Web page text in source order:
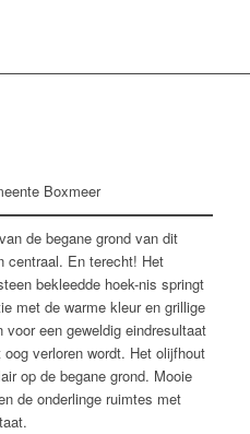
Boxmeer
de begane grond van dit
centraal. En terecht! Het
bekleedde hoek-nis springt
met de warme kleur en grillige
een geweldig eindresultaat
verloren wordt. Het olijfhout
op de begane grond. Mooie
de onderlinge ruimtes met